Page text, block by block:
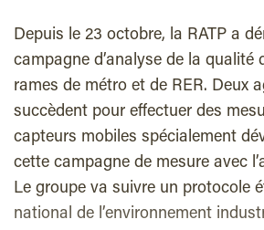
Depuis le 23 octobre, la RATP a
campagne d’analyse de la qualité
rames de métro et de RER. Deux
succèdent pour effectuer des
capteurs mobiles spécialement
cette campagne de mesure avec
Le groupe va suivre un protocole
national de l’environnement